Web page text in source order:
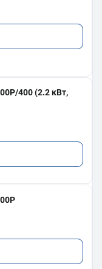
400 (2.2 кВт,